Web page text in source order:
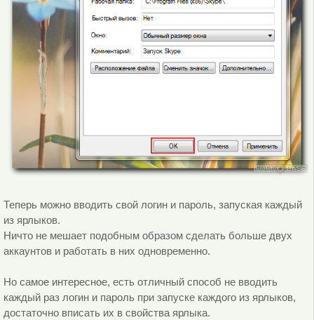
Теперь можно вводить свой логин и пароль, запуская каждый
из ярлыков.
Ничто не мешает подобным образом сделать больше двух
аккаунтов и работать в них одновременно.
Но самое интересное, есть отличный способ не вводить
каждый раз логин и пароль при запуске каждого из ярлыков,
достаточно вписать их в свойства ярлыка.